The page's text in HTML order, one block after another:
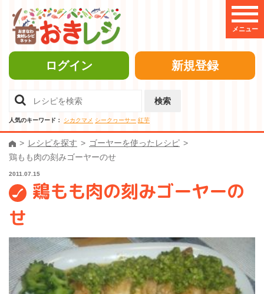
メニュー
ログイン 新規登録
検索
人気のキーワード： シカクマメ シークヮーサー 紅芋
レシピを探す
ゴーヤーを使ったレシピ
鶏もも肉の刻みゴーヤーのせ
2011.07.15
鶏もも肉の刻みゴーヤーの
せ